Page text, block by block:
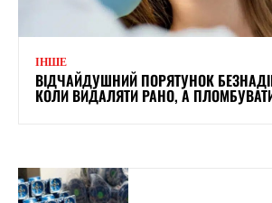
ІНШЕ
ВІДЧАЙДУШНИЙ ПОРЯТУНОК
КОЛИ ВИДАЛЯТИ РАНО, А